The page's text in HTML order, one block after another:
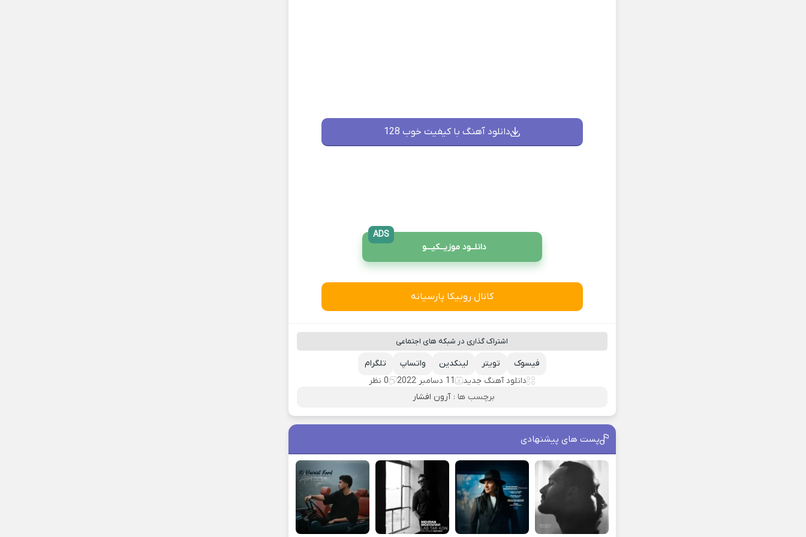
دانلود آهنگ با کیفیت خوب 128
دانلــود موزیــکیـــو
ADS
کانال روبیکا پارسیانه
اشتراک گذاری در شبکه های اجتماعی
تلگرام واتساپ لینکدین تویتر
فیسوک
دانلود آهنگ جدید
11 دسامبر 2022
0 نظر
برچسب ها : آرون افشار
پست های پیشنهادی